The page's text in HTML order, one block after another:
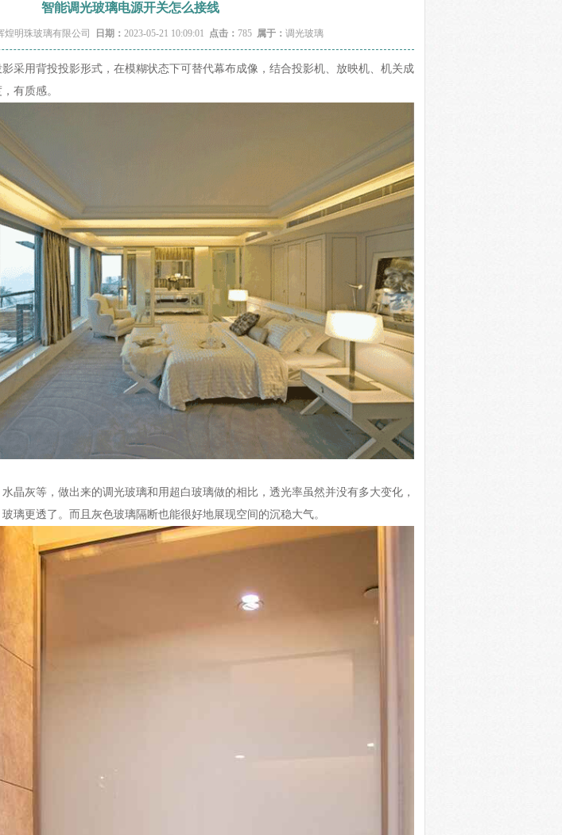
智能调光玻璃电源开关怎么接线
煌明珠玻璃有限公司 日期： 2023-05-21 10:09:01 点击： 785 属于： 调光玻璃
采用背投投影形式，在模糊状态下可替代幕布成像，结合投影机、放映机、机关成
有质感。
晶灰等，做出来的调光玻璃和用超白玻璃做的相比，透光率虽然并没有多大变化，
璃更透了。而且灰色玻璃隔断也能很好地展现空间的沉稳大气。